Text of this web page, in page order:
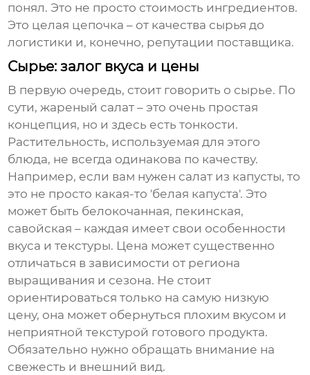
понял. Это не просто стоимость ингредиентов.
Это целая цепочка – от качества сырья до
логистики и, конечно, репутации поставщика.
Сырье: залог вкуса и цены
В первую очередь, стоит говорить о сырье. По
сути,жареный салат – это очень простая
концепция, но и здесь есть тонкости.
Растительность, используемая для этого
блюда, не всегда одинакова по качеству.
Например, если вам нужен салат из капусты, то
это не просто какая-то 'белая капуста'. Это
может быть белокочанная, пекинская,
савойская – каждая имеет свои особенности
вкуса и текстуры. Цена может существенно
отличаться в зависимости от региона
выращивания и сезона. Не стоит
ориентироваться только на самую низкую
цену, она может обернуться плохим вкусом и
неприятной текстурой готового продукта.
Обязательно нужно обращать внимание на
свежесть и внешний вид.